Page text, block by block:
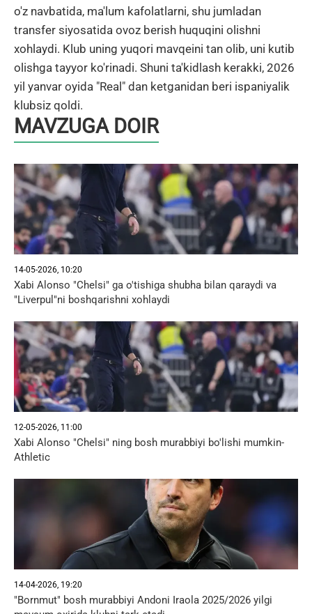
o'z navbatida, ma'lum kafolatlarni, shu jumladan
transfer siyosatida ovoz berish huquqini olishni
xohlaydi. Klub uning yuqori mavqeini tan olib, uni kutib
olishga tayyor ko'rinadi. Shuni ta'kidlash kerakki, 2026
yil yanvar oyida "Real" dan ketganidan beri ispaniyalik
klubsiz qoldi.
MAVZUGA DOIR
14-05-2026, 10:20
Xabi Alonso "Chelsi" ga o'tishiga shubha bilan qaraydi va
"Liverpul"ni boshqarishni xohlaydi
12-05-2026, 11:00
Xabi Alonso "Chelsi" ning bosh murabbiyi bo'lishi mumkin-
Athletic
14-04-2026, 19:20
"Bornmut" bosh murabbiyi Andoni Iraola 2025/2026 yilgi